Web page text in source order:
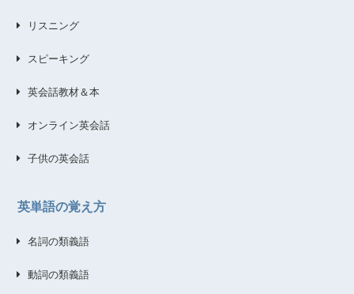
リスニング
スピーキング
英会話教材＆本
オンライン英会話
子供の英会話
英単語の覚え方
名詞の類義語
動詞の類義語